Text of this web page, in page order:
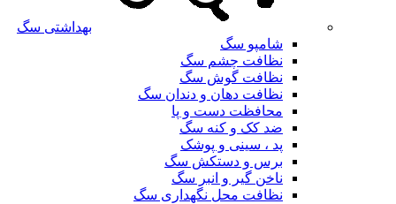
بهداشتی سگ
شامپو سگ
نظافت چشم سگ
نظافت گوش سگ
نظافت دهان و دندان سگ
محافظت دست و پا
ضد کک و کنه سگ
پد ، سینی و پوشک
برس و دستکش سگ
ناخن گیر و انبر سگ
نظافت محل نگهداری سگ